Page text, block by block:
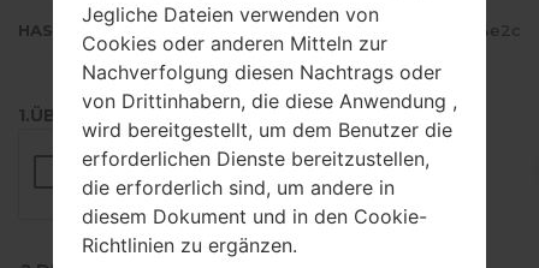
HASH 023b2e3940b2c75b6a52bcc905b04e2c
1.ÜBERPRÜFEN SIE AUF RECAPTCHA
Jegliche Dateien verwenden von
Cookies oder anderen Mitteln zur
Nachverfolgung diesen Nachtrags oder
von Drittinhabern, die diese Anwendung ,
wird bereitgestellt, um dem Benutzer die
erforderlichen Dienste bereitzustellen,
die erforderlich sind, um andere in
diesem Dokument und in den Cookie-
Richtlinien zu ergänzen.